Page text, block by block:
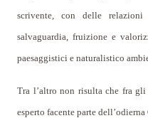
scrivente, con delle
salvaguardia, fruizione e
paesaggistici e naturalistico
Tra l’altro non risulta che fra
esperto facente parte